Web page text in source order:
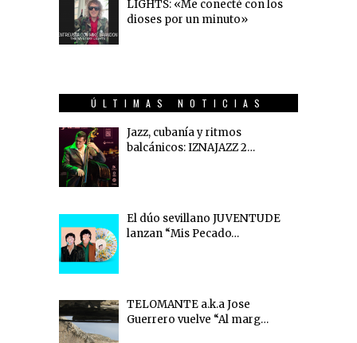
LIGHTS: «Me conecté con los
dioses por un minuto»
ÚLTIMAS NOTICIAS
Jazz, cubanía y ritmos
balcánicos: IZNAJAZZ 2…
El dúo sevillano JUVENTUDE
lanzan “Mis Pecado…
TELOMANTE a.k.a Jose
Guerrero vuelve “Al marg…